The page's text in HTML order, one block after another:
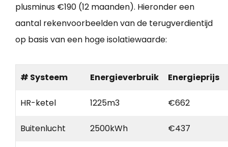
plusminus €190 (12 maanden). Hieronder een
aantal rekenvoorbeelden van de terugverdientijd
op basis van een hoge isolatiewaarde:
# Systeem Energieverbruik Energieprijs
HR-ketel 1225m3 €662
Buitenlucht 2500kWh €437